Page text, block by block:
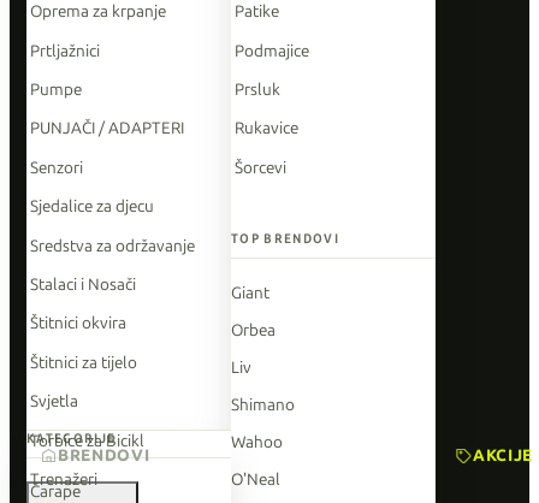
Oprema za krpanje
Prtljažnici
Pumpe
PUNJAČI / ADAPTERI
Senzori
Sjedalice za djecu
Sredstva za održavanje
Stalaci i Nosači
Štitnici okvira
Štitnici za tijelo
Svjetla
Torbice za Bicikl
Trenažeri
Patike
Podmajice
Prsluk
Rukavice
Šorcevi
TOP BRENDOVI
Giant
Orbea
Liv
Shimano
Wahoo
O'Neal
KATEGORIJE
Čarape
BRENDOVI AKCIJE